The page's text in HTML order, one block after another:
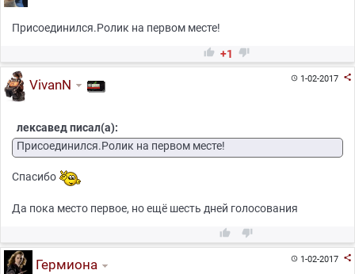
Присоединился.Ролик на первом месте!
 +1 
1-02-2017 
VivanN
лексавед писал(а):
Присоединился.Ролик на первом месте!
Спасибо
Да пока место первое, но ещё шесть дней голосования
 
1-02-2017 
Гермиона